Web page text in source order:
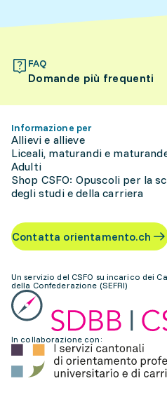
FAQ
Domande più frequenti
Informazione per
Allievi e allieve
Liceali, maturandi e
Adulti
Shop CSFO: Opuscoli per la
degli studi e della carriera
Contatta orientamento.ch
Un servizio del CSFO su incarico dei
della Confederazione (SEFRI)
In collaborazione con: